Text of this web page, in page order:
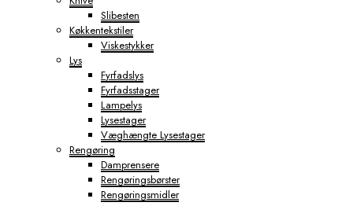
Slibesten
Køkkentekstiler
Viskestykker
Lys
Fyrfadslys
Fyrfadsstager
Lampelys
Lysestager
Væghængte Lysestager
Rengøring
Damprensere
Rengøringsbørster
Rengøringsmidler